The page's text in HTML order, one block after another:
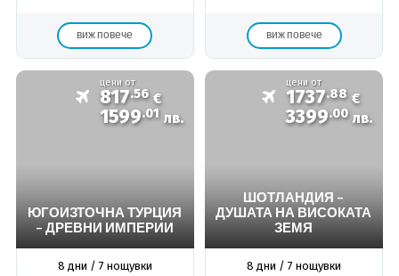
виж повече виж повече
цени от
817.56 €
1599.01 лв.
ЮГОИЗТОЧНА ТУРЦИЯ
– ДРЕВНИ ИМПЕРИИ
8 дни / 7 нощувки
цени от
1737.88 €
3399.00 лв.
ШОТЛАНДИЯ –
ДУШАТА НА ВИСОКАТА
ЗЕМЯ
8 дни / 7 нощувки